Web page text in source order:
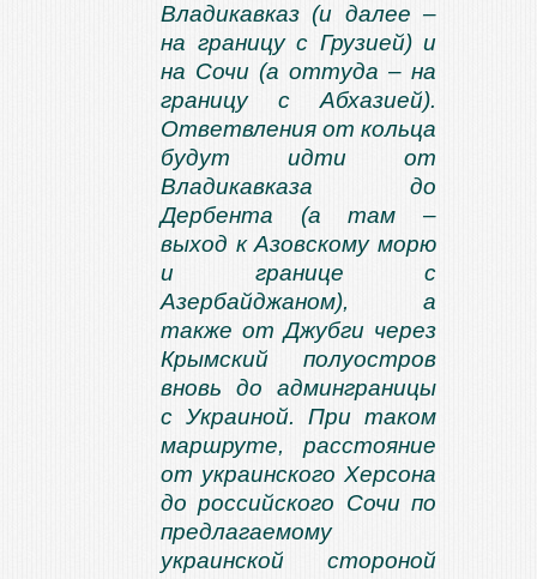
Владикавказ (и далее –
на границу с Грузией) и
на Сочи (а оттуда – на
границу с Абхазией).
Ответвления от кольца
будут идти от
Владикавказа до
Дербента (а там –
выход к Азовскому морю
и границе с
Азербайджаном), а
также от Джубги через
Крымский полуостров
вновь до админграницы
с Украиной. При таком
маршруте, расстояние
от украинского Херсона
до российского Сочи по
предлагаемому
украинской стороной